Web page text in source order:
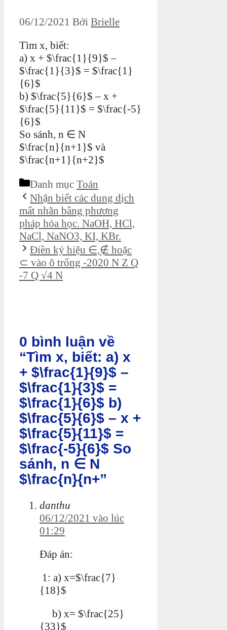
06/12/2021 Bởi Brielle
Tìm x, biết:
a) x + $\frac{1}{9}$ –
$\frac{1}{3}$ = $\frac{1}
{6}$
b) $\frac{5}{6}$ – x +
$\frac{5}{11}$ = $\frac{-5}
{6}$
So sánh, n ∈ N
$\frac{n}{n+1}$ và
$\frac{n+1}{n+2}$
Danh mục Toán
Nhận biết các dung dịch
mất nhãn bằng phương
pháp hóa học. NaOH, HCl,
NaCl, NaNO3, KI, KBr.
Điền ký hiệu ∈,∉ hoặc
⊂ vào ô trống -2020 N Z Q
-7 Q √4 N
0 bình luận về
“Tìm x, biết: a) x
+ $\frac{1}{9}$ –
$\frac{1}{3}$ =
$\frac{1}{6}$ b)
$\frac{5}{6}$ – x +
$\frac{5}{11}$ =
$\frac{-5}{6}$ So
sánh, n ∈ N
$\frac{n}{n+”
danthu
06/12/2021 vào lúc
01:29
Đáp án:
1: a) x=$\frac{7}
{18}$
b) x= $\frac{25}
{33}$